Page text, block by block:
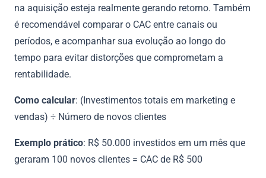
na aquisição esteja realmente gerando retorno. Também
é recomendável comparar o CAC entre canais ou
períodos, e acompanhar sua evolução ao longo do
tempo para evitar distorções que comprometam a
rentabilidade.
Como calcular: (Investimentos totais em marketing e
vendas) ÷ Número de novos clientes
Exemplo prático: R$ 50.000 investidos em um mês que
geraram 100 novos clientes = CAC de R$ 500